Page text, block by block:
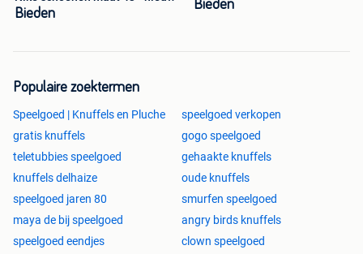
Bieden
Bieden
Populaire zoektermen
Speelgoed | Knuffels en Pluche
speelgoed verkopen
gratis knuffels
gogo speelgoed
teletubbies speelgoed
gehaakte knuffels
knuffels delhaize
oude knuffels
speelgoed jaren 80
smurfen speelgoed
maya de bij speelgoed
angry birds knuffels
speelgoed eendjes
clown speelgoed